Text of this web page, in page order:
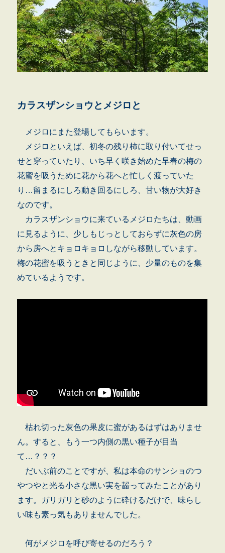
カラスザンショウとメジロと
メジロにまた登場してもらいます。
メジロといえば、初冬の残り柿に取り付いてせっ
せと穿っていたり、いち早く咲き始めた早春の梅の
花蜜を吸うために花から花へと忙しく渡っていた
り…留まるにしろ動き回るにしろ、甘い物が大好き
なのです。
カラスザンショウに来ているメジロたちは、動画
に見るように、少しもじっとしておらずに灰色の房
から房へとキョロキョロしながら移動しています。
梅の花蜜を吸うときと同じように、少量のものを集
めているようです。
枯れ切った灰色の果皮に蜜があるはずはありませ
ん。すると、もう一つ内側の黒い種子が目当
て…？？？
だいぶ前のことですが、私は本命のサンショのつ
やつやと光る小さな黒い実を齧ってみたことがあり
ます。ガリガリと砂のように砕けるだけで、味らし
い味も素っ気もありませんでした。
何がメジロを呼び寄せるのだろう？